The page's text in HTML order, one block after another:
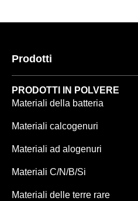
Prodotti
PRODOTTI IN POLVERE
Materiali della batteria
Materiali calcogenuri
Materiali ad alogenuri
Materiali C/N/B/Si
Materiali delle terre rare